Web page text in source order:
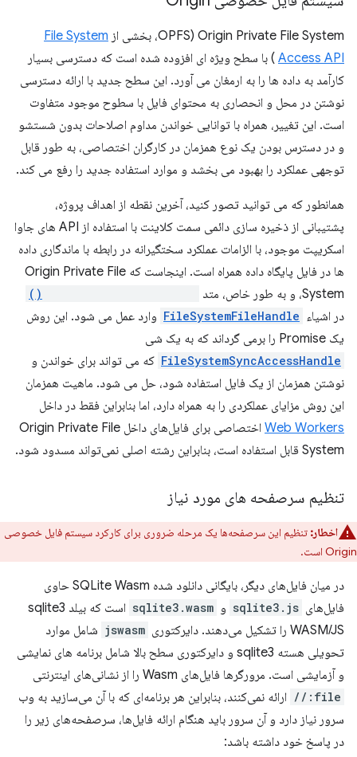
Origin Private File System (OPFS، بخشی از
File System
Access API ) با سطح ویژه ای افزوده شده است که دسترسی بسیار
کارآمد به داده ها را به ارمغان می آورد. این سطح جدید با ارائه دسترسی
نوشتن در محل و انحصاری به محتوای فایل با سطوح موجود متفاوت
است. این تغییر، همراه با توانایی خواندن مداوم اصلاحات بدون شستشو
و در دسترس بودن یک نوع همزمان در کارگران اختصاصی، به طور قابل
توجهی عملکرد را بهبود می بخشد و موارد استفاده جدید را رفع می کند.
همانطور که می توانید تصور کنید، آخرین نقطه از اهداف پروژه،
پشتیبانی از ذخیره سازی دائمی سمت کلاینت با استفاده از API های جاوا
اسکریپت موجود، با الزامات عملکرد سختگیرانه در رابطه با ماندگاری داده
ها در فایل پایگاه داده همراه است. اینجاست که Origin Private File
System، و به طور خاص، متد
در اشیاء FileSystemFileHandle وارد عمل می شود. این روش
یک Promise را برمی گرداند که به یک شی
FileSystemSyncAccessHandle که می تواند برای خواندن و
نوشتن همزمان از یک فایل استفاده شود، حل می شود. ماهیت همزمان
این روش مزایای عملکردی را به همراه دارد، اما بنابراین فقط در داخل
Web Workers
اختصاصی برای فایل‌های داخل Origin Private File
System قابل استفاده است، بنابراین رشته اصلی نمی‌تواند مسدود شود.
تنظیم سرصفحه های مورد نیاز
اخطار: تنظیم این سرصفحه‌ها یک مرحله ضروری برای کارکرد سیستم فایل خصوصی
Origin است.
در میان فایل‌های دیگر، بایگانی دانلود شده SQLite Wasm حاوی
فایل‌های sqlite3.js و sqlite3.wasm
است که بیلد sqlite3
WASM/JS را تشکیل می‌دهند. دایرکتوری
jswasm شامل موارد
تحویلی هسته sqlite3 و دایرکتوری سطح بالا شامل برنامه های نمایشی
و آزمایشی است. مرورگرها فایل‌های Wasm را از نشانی‌های اینترنتی
file://
ارائه نمی‌کنند، بنابراین هر برنامه‌ای که با آن می‌سازید به وب
سرور نیاز دارد و آن سرور باید هنگام ارائه فایل‌ها، سرصفحه‌های زیر را
در پاسخ خود داشته باشد: